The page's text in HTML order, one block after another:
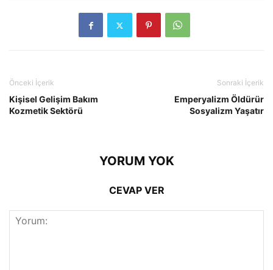
Önceki İçerik
Kişisel Gelişim Bakım
Kozmetik Sektörü
Sonraki İçerik
Emperyalizm Öldürür
Sosyalizm Yaşatır
YORUM YOK
CEVAP VER